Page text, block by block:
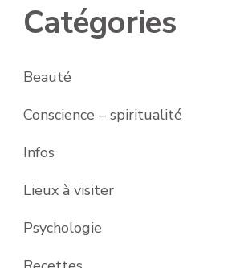
Catégories
Beauté
Conscience – spiritualité
Infos
Lieux à visiter
Psychologie